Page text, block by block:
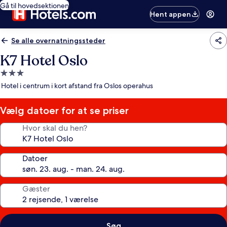
Gå til hovedsektionen
Hent appen
Se alle overnatningssteder
K7 Hotel Oslo
3.0-
stjernet
Hotel i centrum i kort afstand fra Oslos operahus
Vælg datoer for at se priser
Hvor skal du hen?
Datoer
Gæster